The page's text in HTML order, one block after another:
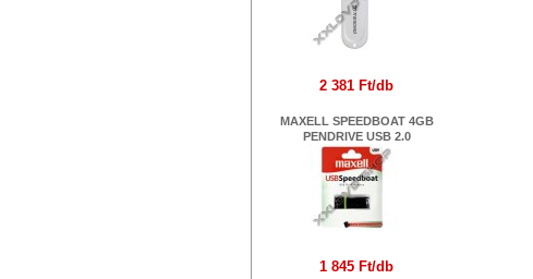
2 381 Ft/db
MAXELL SPEEDBOAT 4GB
PENDRIVE USB 2.0
1 845 Ft/db